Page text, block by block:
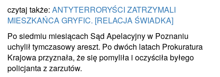
czytaj także: ANTYTERRORYŚCI ZATRZYMALI
MIESZKAŃCA GRYFIC. [RELACJA ŚWIADKA]
Po siedmiu miesiącach Sąd Apelacyjny w Poznaniu
uchylił tymczasowy areszt. Po dwóch latach Prokuratura
Krajowa przyznała, że się pomyliła i oczyściła byłego
policjanta z zarzutów.